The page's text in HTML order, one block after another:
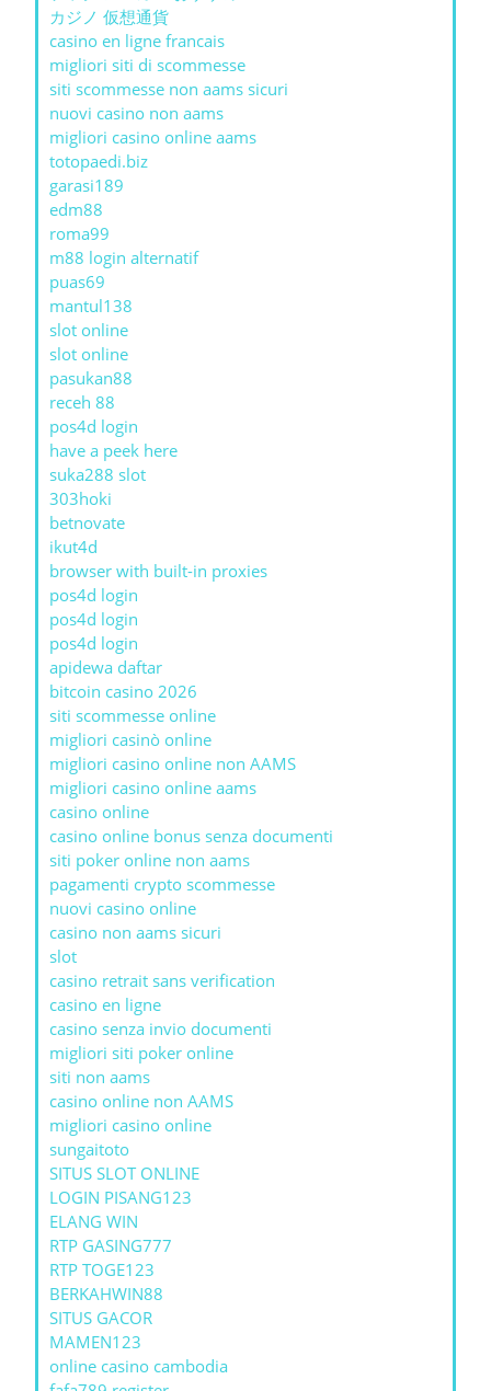
カジノ 仮想通貨
casino en ligne francais
migliori siti di scommesse
siti scommesse non aams sicuri
nuovi casino non aams
migliori casino online aams
totopaedi.biz
garasi189
edm88
roma99
m88 login alternatif
puas69
mantul138
slot online
slot online
pasukan88
receh 88
pos4d login
have a peek here
suka288 slot
303hoki
betnovate
ikut4d
browser with built-in proxies
pos4d login
pos4d login
pos4d login
apidewa daftar
bitcoin casino 2026
siti scommesse online
migliori casinò online
migliori casino online non AAMS
migliori casino online aams
casino online
casino online bonus senza documenti
siti poker online non aams
pagamenti crypto scommesse
nuovi casino online
casino non aams sicuri
slot
casino retrait sans verification
casino en ligne
casino senza invio documenti
migliori siti poker online
siti non aams
casino online non AAMS
migliori casino online
sungaitoto
SITUS SLOT ONLINE
LOGIN PISANG123
ELANG WIN
RTP GASING777
RTP TOGE123
BERKAHWIN88
SITUS GACOR
MAMEN123
online casino cambodia